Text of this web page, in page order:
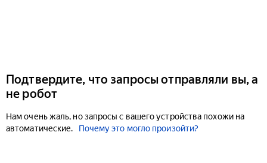
Подтвердите, что запросы отправляли вы, а
не робот
Нам очень жаль, но запросы с вашего устройства похожи на
автоматические.
Почему это могло произойти?